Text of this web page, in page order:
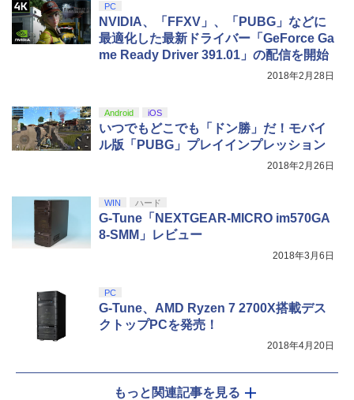
￥4,976
5
ンラインコード版
￥5,000
【純正品】DualSense ワイヤレスコン
トローラー(CFI-ZCT2J)
￥10,737
5
ラー (カーボンブラック)
￥8,020
5
劇場版「鬼滅の刃」無限城編 第一章 猗
窩座再来 完全生産限定版 [DVD]
PC
NVIDIA、「FFXV」、「PUBG」などに
最適化した最新ドライバー「GeForce Ga
me Ready Driver 391.01」の配信を開始
2018年2月28日
Android iOS
いつでもどこでも「ドン勝」だ！モバイ
ル版「PUBG」プレイインプレッション
2018年2月26日
WIN ハード
G-Tune「NEXTGEAR-MICRO im570GA
8-SMM」レビュー
2018年3月6日
PC
G-Tune、AMD Ryzen 7 2700X搭載デス
クトップPCを発売！
2018年4月20日
もっと関連記事を見る